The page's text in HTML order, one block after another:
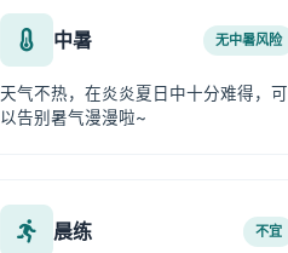
中暑 无中暑风险
天气不热，在炎炎夏日中十分难得，可
以告别暑气漫漫啦~
晨练 不宜